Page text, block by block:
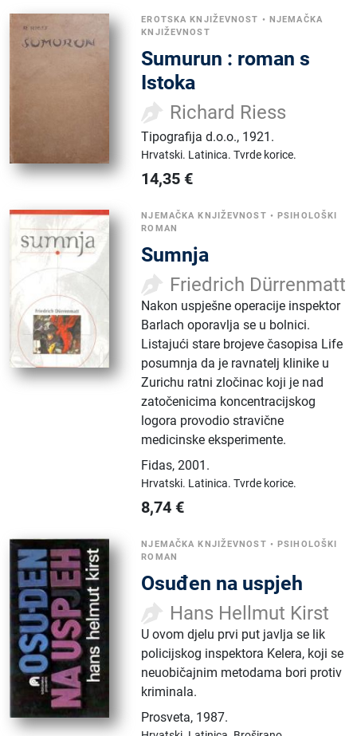
EROTSKA KNJIŽEVNOST • NJEMAČKA
KNJIŽEVNOST
Sumurun : roman s
Istoka
Richard Riess
Tipografija d.o.o., 1921.
Hrvatski. Latinica.Tvrde korice.
14,35 €
NJEMAČKA KNJIŽEVNOST • PSIHOLOŠKI
ROMAN
Sumnja
Friedrich Dürrenmatt
Nakon uspješne operacije inspektor
Barlach oporavlja se u bolnici.
Listajući stare brojeve časopisa Life
posumnja da je ravnatelj klinike u
Zurichu ratni zločinac koji je nad
zatočenicima koncentracijskog
logora provodio stravične
medicinske eksperimente.
Fidas,2001.
Hrvatski. Latinica.Tvrde korice.
8,74 €
NJEMAČKA KNJIŽEVNOST • PSIHOLOŠKI
ROMAN
Osuđen na uspjeh
Hans Hellmut Kirst
U ovom djelu prvi put javlja se lik
policijskog inspektora Kelera, koji se
neuobičajnim metodama bori protiv
kriminala.
Prosveta, 1987.